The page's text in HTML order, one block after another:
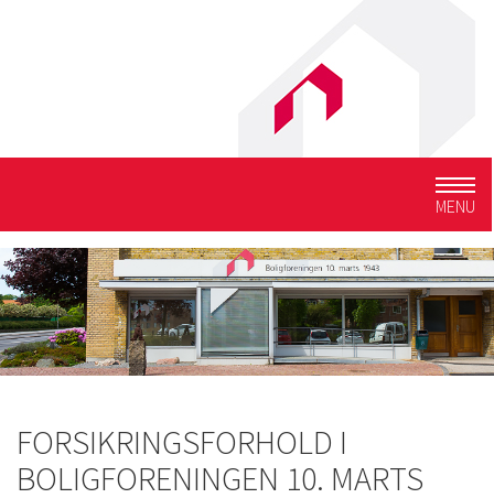
MENU
FORSIKRINGSFORHOLD I
BOLIGFORENINGEN 10. MARTS